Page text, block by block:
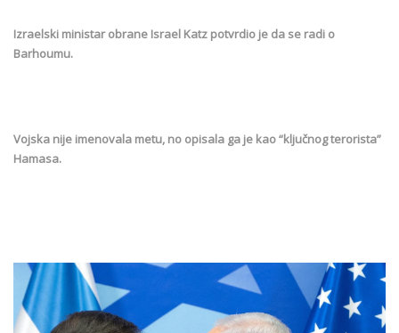
Izraelski ministar obrane Israel Katz potvrdio je da se radi o
Barhoumu.
Vojska nije imenovala metu, no opisala ga je kao “ključnog terorista”
Hamasa.